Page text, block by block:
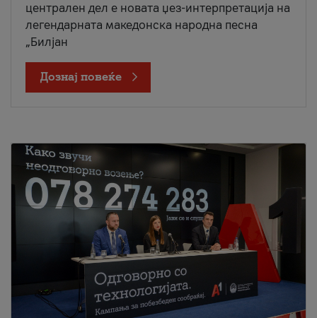
централен дел е новата џез-интерпретација на
легендарната македонска народна песна
„Билјан
Дознај повеќе